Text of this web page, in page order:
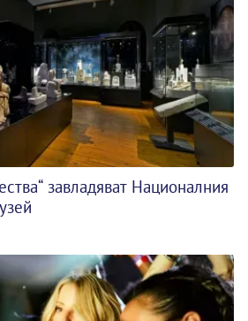
завладяват Националния